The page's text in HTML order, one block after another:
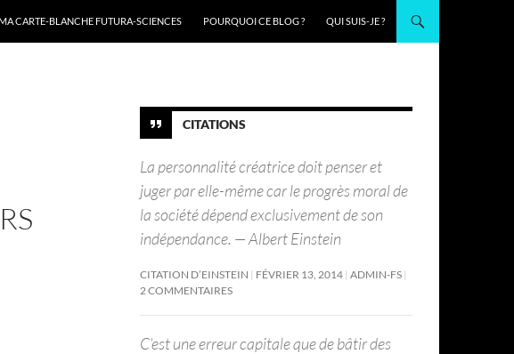
MA CARTE-BLANCHE FUTURA-SCIENCES POURQUOI CE BLOG ? QUI SUIS-JE ?
CITATIONS
La personnalité créatrice doit penser et
juger par elle-même car le progrès moral de
la société dépend exclusivement de son
indépendance. — Albert Einstein
CITATION D’EINSTEIN FÉVRIER 13, 2014 ADMIN-FS
2 COMMENTAIRES
C’est une erreur capitale que de bâtir des